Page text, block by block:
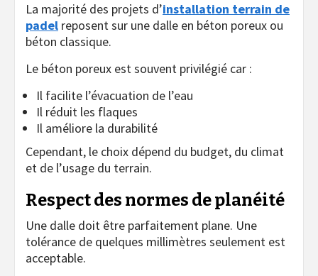
La majorité des projets d’installation terrain de
padel reposent sur une dalle en béton poreux ou
béton classique.
Le béton poreux est souvent privilégié car :
Il facilite l’évacuation de l’eau
Il réduit les flaques
Il améliore la durabilité
Cependant, le choix dépend du budget, du climat
et de l’usage du terrain.
Respect des normes de planéité
Une dalle doit être parfaitement plane. Une
tolérance de quelques millimètres seulement est
acceptable.